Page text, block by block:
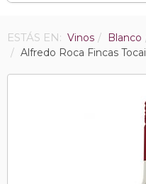
ESTÁS EN: Vinos Blanco
Alfredo Roca Fincas Tocai